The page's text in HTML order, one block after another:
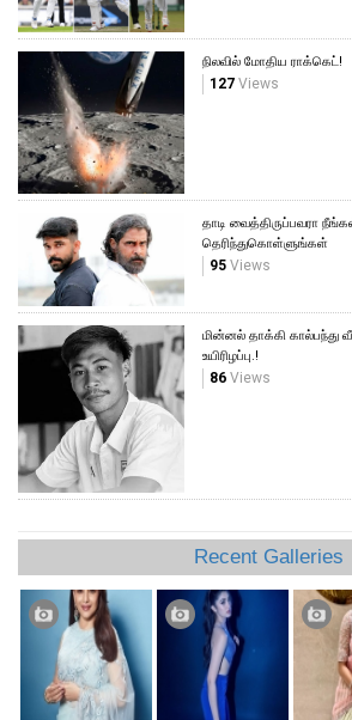
நிலவில் மோதிய ராக்கெட்!
127 Views
தாடி வைத்திருப்பவரா
தெரிந்துகொள்ளுங்கள்
95 Views
மின்னல் தாக்கி கால்பந்து
உயிரிழப்பு.!
86 Views
Recent Galleries